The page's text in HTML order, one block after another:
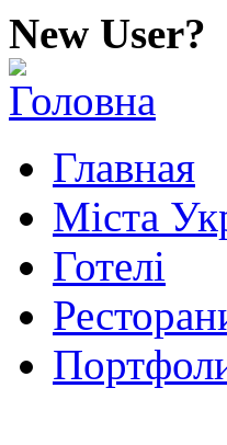
New User?
Главная
Міста
Готелі